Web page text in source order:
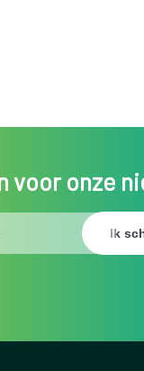
voor onze